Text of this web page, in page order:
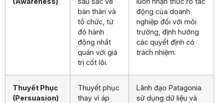
bản thân và
tổ chức, từ
đó hành
động nhất
quán với giá
trị cốt lõi.
động của doanh
nghiệp đối với môi
trường, định hướng
các quyết định có
trách nhiệm.
Thuyết Phục
(Persuasion)
Thuyết phục
thay vì áp
Lãnh đạo Patagonia
sử dụng dữ liệu và